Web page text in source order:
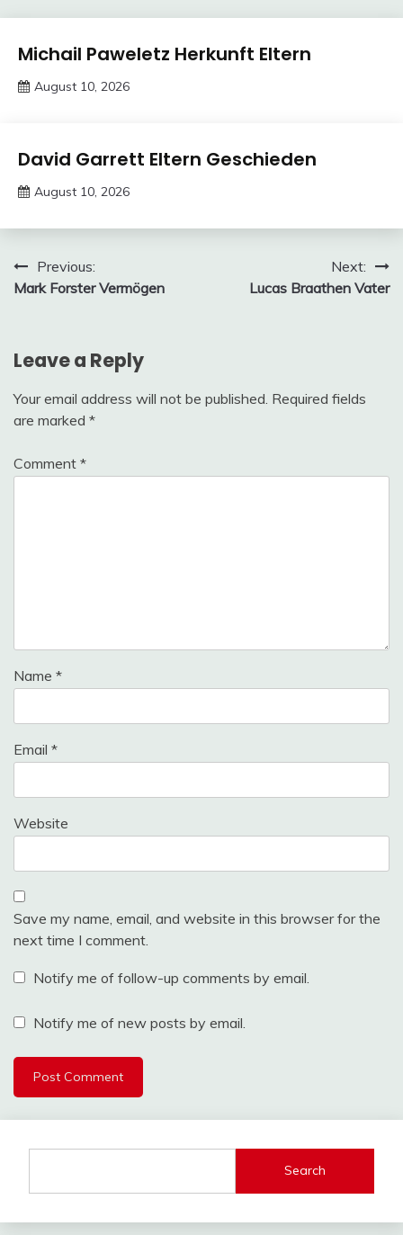
Trends
Michail Paweletz Herkunft Eltern
August 10, 2026
Trends
David Garrett Eltern Geschieden
August 10, 2026
Post
navigation
Previous:
Mark Forster Vermögen
Next:
Lucas Braathen Vater
Leave a Reply
Your email address will not be published. Required fields
are marked *
Comment *
Name *
Email *
Website
Save my name, email, and website in this browser for the
next time I comment.
Notify me of follow-up comments by email.
Notify me of new posts by email.
Search